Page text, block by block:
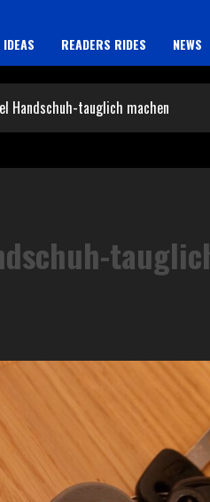
READERS RIDES NEWS
Handschuh-tauglich machen